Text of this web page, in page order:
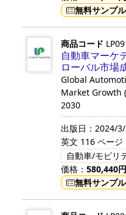
無料サンプル
商品コード
自動車マーケ
ローバル市場
Global
Market Growth
2030
出版日： 2024/3/
英文 116 ページ
自動車/モビリ
価格： 580,440円
無料サンプル